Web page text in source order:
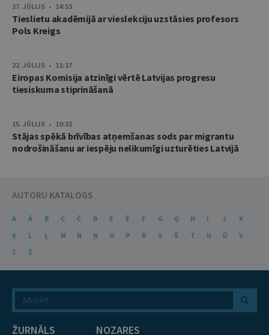
27. JŪLIJS • 14:53
Tieslietu akadēmijā ar vieslekciju uzstāsies profesors
Pols Kreigs
22. JŪLIJS • 11:17
Eiropas Komisija atzinīgi vērtē Latvijas progresu
tiesiskuma stiprināšanā
15. JŪLIJS • 10:32
Stājas spēkā brīvības atņemšanas sods par migrantu
nodrošināšanu ar iespēju nelikumīgi uzturēties Latvijā
AUTORU KATALOGS
A Ā B C Č D E Ē F G Ģ H I J
K
Ķ
L Ļ M N Ņ O P R S Š T U Ū
V
Z
Ž
ŽURNĀLS NOZARES